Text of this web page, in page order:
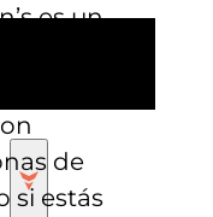
es un
lugar de
de
si estás